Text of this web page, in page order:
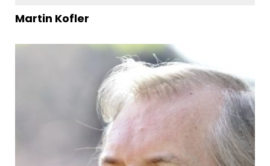
Martin Kofler